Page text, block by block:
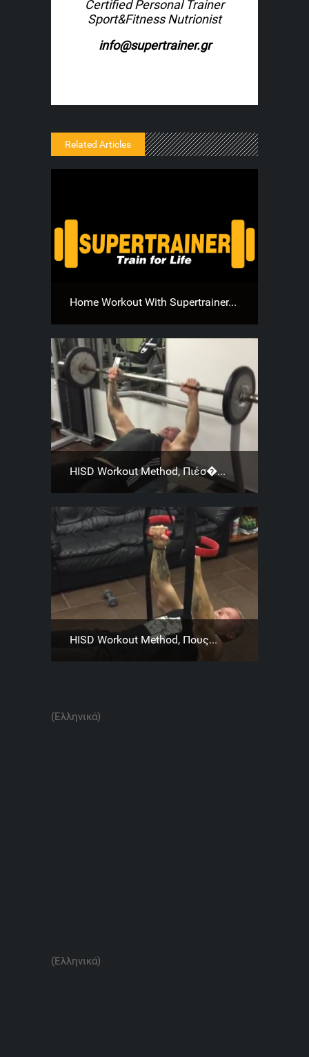
Certified Personal Trainer
Sport&Fitness Nutrionist
info@supertrainer.gr
Related Articles
Home Workout With Supertrainer...
HISD Workout Method, Πιέσ�...
HISD Workout Method, Πους...
(Ελληνικά)
(Ελληνικά)